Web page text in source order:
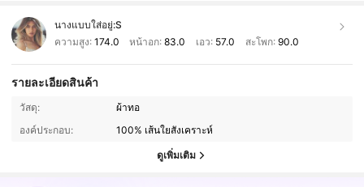
นางแบบใส่อยู่:S
ความสูง: 174.0 หน้าอก:83.0 เอว: 57.0 สะโพก: 90.0
รายละเอียดสินค้า
วัสดุ:
ผ้าทอ
องค์ประกอบ:
100% เส้นใยสังเคราะห์
ดูเพิ่มเติม
172K ผู้ติดตาม
172K ผู้ติดตาม